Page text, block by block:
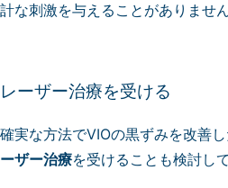
計な刺激を与えることがありません
レーザー治療を受ける
確実な方法でVIOの黒ずみを改善
ーザー治療を受けることも検討し